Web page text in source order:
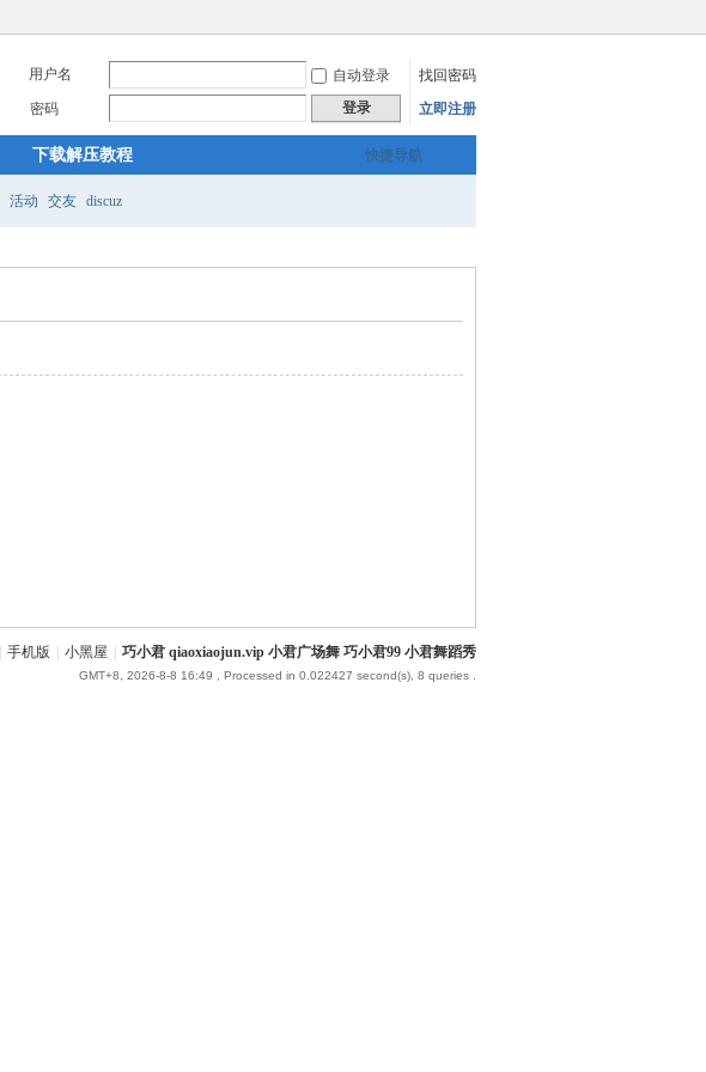
用户名 自动登录
找回密码
密码
登录 立即注册
快捷导航
下载解压教程
活动 交友 discuz
手机版 小黑屋 巧小君 qiaoxiaojun.vip 小君广场舞 巧小君99 小君舞蹈秀
GMT+8, 2026-8-8 16:49 , Processed in 0.022427 second(s), 8 queries .